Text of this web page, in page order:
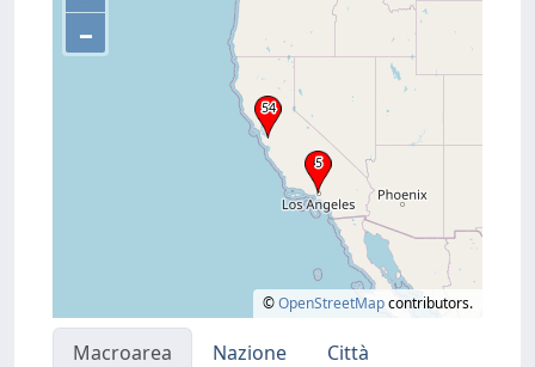
–
©OpenStreetMapcontributors.
Macroarea Nazione
Città